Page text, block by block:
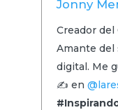
Jonny
Creador del
Amante del
digital. Me
✍️ en